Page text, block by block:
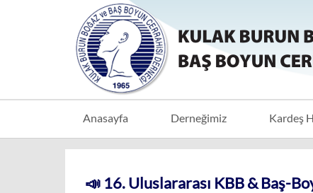
Anasayfa Derneğimiz Kardeş
📣 16. Uluslararası KBB & Baş-